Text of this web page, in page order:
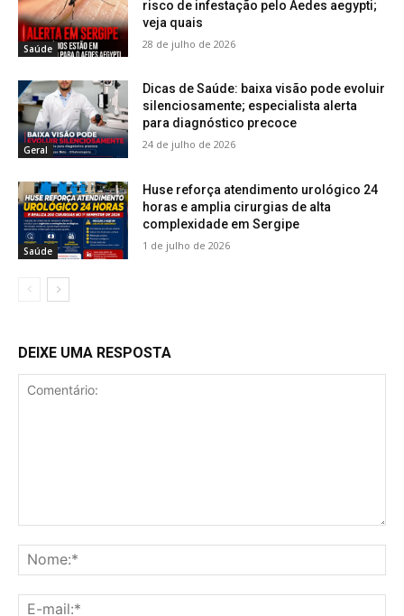
Saúde
risco de infestação pelo Aedes aegypti;
veja quais
28 de julho de 2026
Geral
Dicas de Saúde: baixa visão pode evoluir
silenciosamente; especialista alerta
para diagnóstico precoce
24 de julho de 2026
Saúde
Huse reforça atendimento urológico 24
horas e amplia cirurgias de alta
complexidade em Sergipe
1 de julho de 2026
DEIXE UMA RESPOSTA